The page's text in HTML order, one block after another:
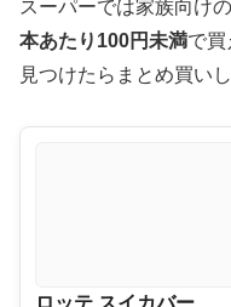
スーパーでは家族向け
本あたり100円未満で買
見つけたらまとめ買い